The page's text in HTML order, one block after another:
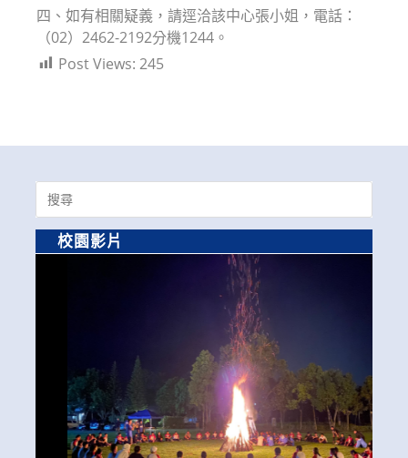
四、如有相關疑義，請逕洽該中心張小姐，電話：
（02）2462-2192分機1244。
Post Views: 245
Search
for:
校園影片